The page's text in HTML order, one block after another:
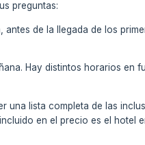
preguntas:
de la llegada de los
Hay distintos horarios en
una lista completa de las
en el precio es el hotel